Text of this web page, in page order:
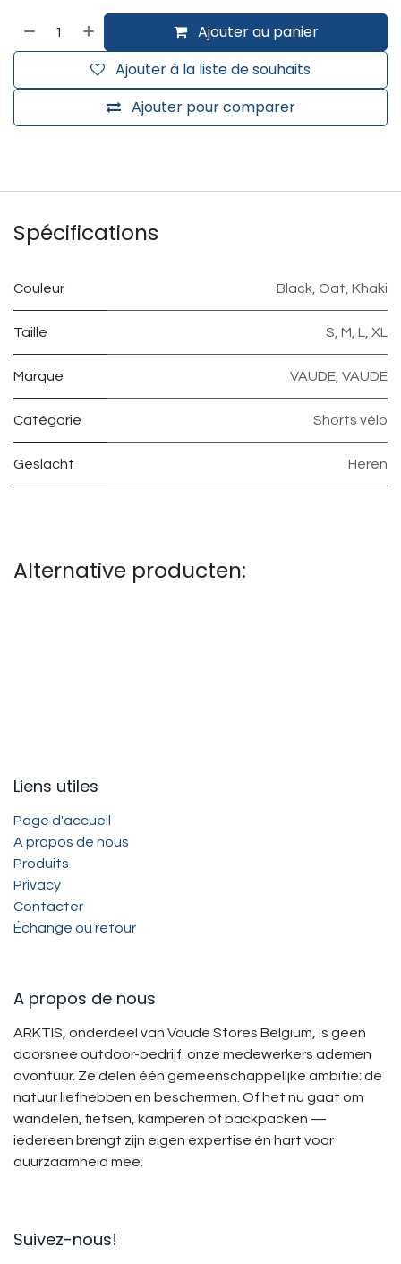
Ajouter au panier
Ajouter pour comparer
Ajouter à la liste de souhaits
Spécifications
Couleur Black Oat Khaki
Taille S M L XL
Marque VAUDE VAUDE
Catégorie Shorts vélo
Geslacht Heren
Alternative producten:
Liens utiles
Page d'accueil
A propos de nous
Produits
Privacy
Contacter
Échange ou retour
A propos de nous
ARKTIS, onderdeel van Vaude Stores Belgium, is geen
doorsnee outdoor-bedrijf: onze medewerkers ademen
avontuur. Ze delen één gemeenschappelijke ambitie: de
natuur liefhebben en beschermen. Of het nu gaat om
wandelen, fietsen, kamperen of backpacken —
iedereen brengt zijn eigen expertise én hart voor
duurzaamheid mee.
Suivez-nous!​